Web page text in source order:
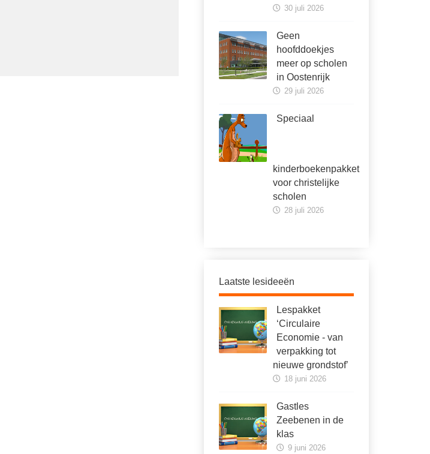
30 juli 2026
Geen
hoofddoekjes
meer op scholen
in Oostenrijk
29 juli 2026
Speciaal
kinderboekenpakket
voor christelijke
scholen
28 juli 2026
Laatste lesideeën
Lespakket
‘Circulaire
Economie - van
verpakking tot
nieuwe grondstof’
18 juni 2026
Gastles
Zeebenen in de
klas
9 juni 2026